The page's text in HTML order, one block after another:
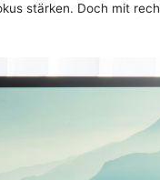
stärken. Doch mit